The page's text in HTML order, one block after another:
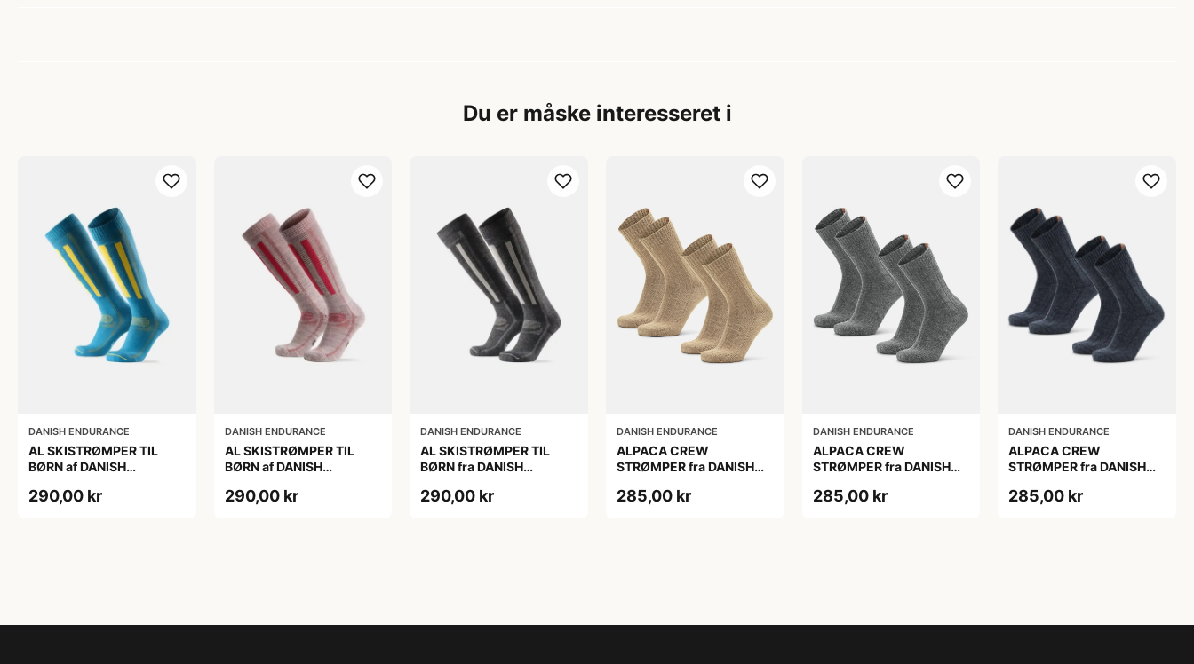
Du er måske interesseret i
DANISH ENDURANCE
AL SKISTRØMPER TIL
BØRN af DANISH
35-38
290,00 kr
DANISH ENDURANCE
AL SKISTRØMPER TIL
BØRN af DANISH
Lysegrå/Lyserød, 35-38
290,00 kr
DANISH ENDURANCE
AL SKISTRØMPER TIL
BØRN fra DANISH
Mørkegrå/Lysegrå, 35-38
290,00 kr
DANISH ENDURANCE
ALPACA CREW
STRØMPER fra DANISH
38, Varm og åndbar
285,00 kr
DANISH ENDURANCE
ALPACA CREW
STRØMPER fra DANISH
38, Varm og åndbar
285,00 kr
DANISH ENDURANCE
ALPACA CREW
STRØMPER fra DANISH
38, Varm og åndbar
285,00 kr